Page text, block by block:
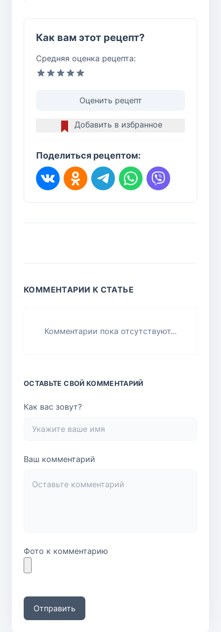
Как вам этот рецепт?
Средняя оценка рецепта:
Оценить рецепт
Добавить в избранное
Поделиться рецептом:
КОММЕНТАРИИ К СТАТЬЕ
Комментарии пока отсутствуют...
ОСТАВЬТЕ СВОЙ КОММЕНТАРИЙ
Как вас зовут?
Ваш комментарий
Фото к комментарию
Отправить